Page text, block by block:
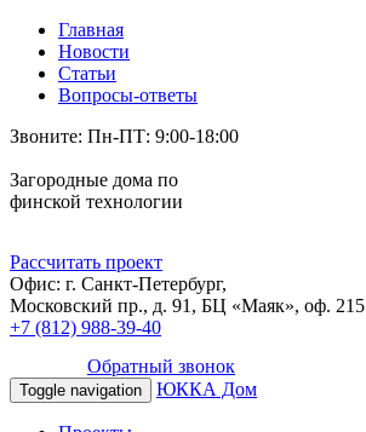
Главная
Новости
Статьи
Вопросы-ответы
Звоните: Пн-ПТ: 9:00-18:00
Загородные дома по
финской технологии
Рассчитать проект
Офис: г. Санкт-Петербург,
Московский пр., д. 91, БЦ «Маяк», оф. 215
+7 (812) 988-39-40
Обратный звонок
Toggle navigation ЮККА Дом